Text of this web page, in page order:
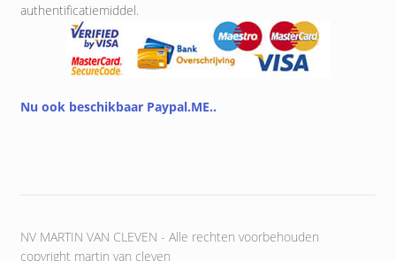
authentificatiemiddel.
Nu ook beschikbaar Paypal.ME..
NV MARTIN VAN CLEVEN - Alle rechten voorbehouden
copyright martin van cleven